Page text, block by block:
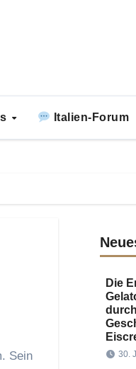
Italien-Forum
Sein
Die
30.